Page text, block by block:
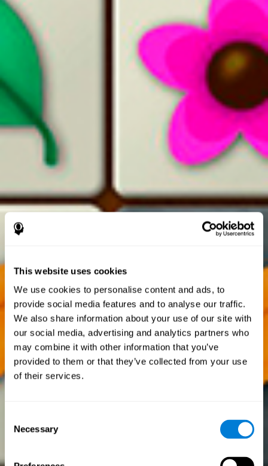
This website uses cookies
We use cookies to personalise content and ads, to
provide social media features and to analyse our traffic.
We also share information about your use of our site with
our social media, advertising and analytics partners who
may combine it with other information that you’ve
provided to them or that they’ve collected from your use
of their services.
Selection
Necessary